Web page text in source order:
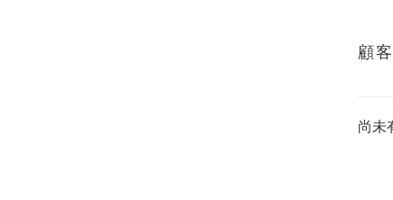
顧
尚未